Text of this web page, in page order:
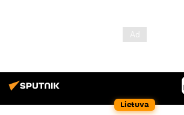
Lietuva